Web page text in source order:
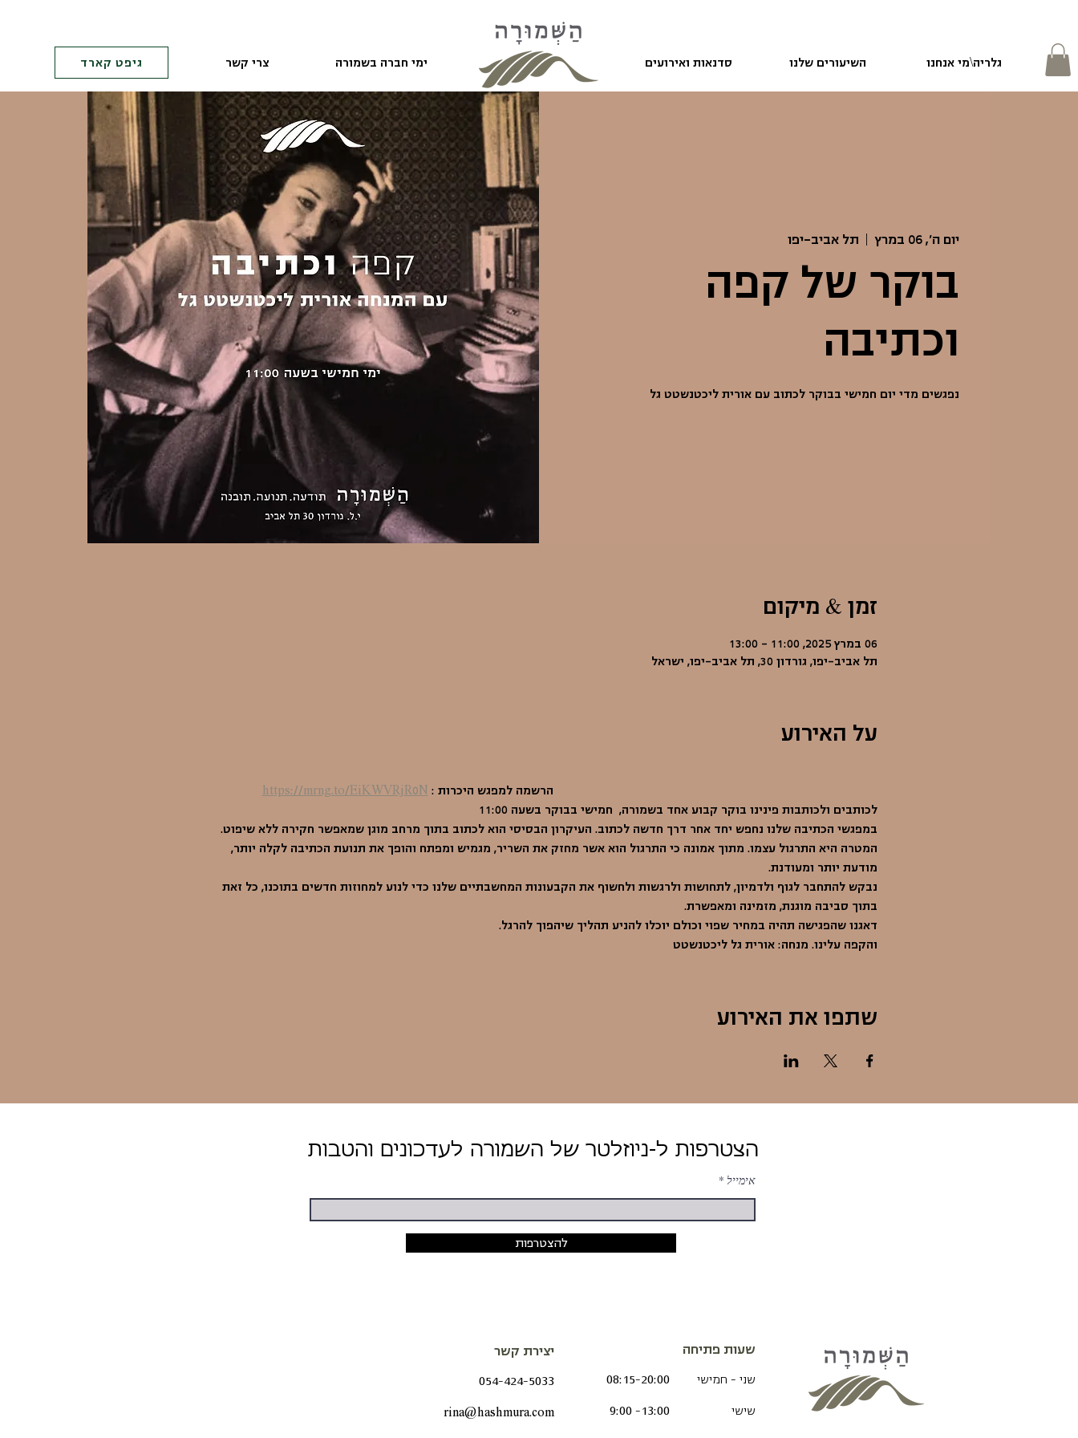
גיפט קארד צרי קשר ימי חברה בשמורה סדנאות ואירועים השיעורים שלנו גלריה\מי אנחנו
יום ה׳, 06 במרץ תל אביב-יפו
בוקר של קפה
וכתיבה
נפגשים מדי יום חמישי בבוקר לכתוב עם אורית ליכטנשטט גל
זמן & מיקום
06 במרץ 2025, 11:00 – 13:00
תל אביב-יפו, גורדון 30, תל אביב-יפו, ישראל
על האירוע
https://mrng.to/EiKWVRjR0N
לכותבים ולכותבות פינינו בוקר קבוע אחד בשמורה,  חמישי בבוקר בשעה 11:00
במפגשי הכתיבה שלנו נחפש יחד אחר דרך חדשה לכתוב. העיקרון הבסיסי הוא לכתוב בתוך מרחב מוגן שמאפשר חקירה ללא שיפוט.
המטרה היא התרגול עצמו. מתוך אמונה כי התרגול הוא אשר מחזק את השריר, מגמיש ומפתח והופך את תנועת הכתיבה לקלה יותר,
מודעת יותר ומעודנת.
נבקש להתחבר לגוף ולדמיון, לתחושות ולרגשות ולחשוף את הקבעונות המחשבתיים שלנו כדי לנוע למחוזות חדשים בתוכנו, כל זאת
בתוך סביבה מוגנת, מזמינה ומאפשרת.
דאגנו שהפגישה תהיה במחיר שפוי וכולם יוכלו להניע תהליך שיהפוך להרגל.
והקפה עלינו. מנחה: אורית גל ליכטנשטט
שתפו את האירוע
אימייל
להצטרפות
יצירת קשר
054-424-5033
rina@hashmura.com
שעות פתיחה
08:15-20:00 שני - חמישי
9:00 -13:00 שישי